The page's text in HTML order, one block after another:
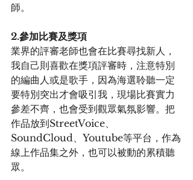
師。
2.參加比賽及獎項
業界的評審老師也會在比賽尋找新人，
我自己則喜歡在獎項評審時，注意特別
的編曲人或是歌手，因為海選聆聽一定
要特別突出才會吸引我，現場比賽實力
參差不齊，也會受到觀眾氣氛影響。把
作品放到StreetVoice、
SoundCloud、Youtube等平台，作為
線上作品集之外，也可以被動的累積聽
眾。